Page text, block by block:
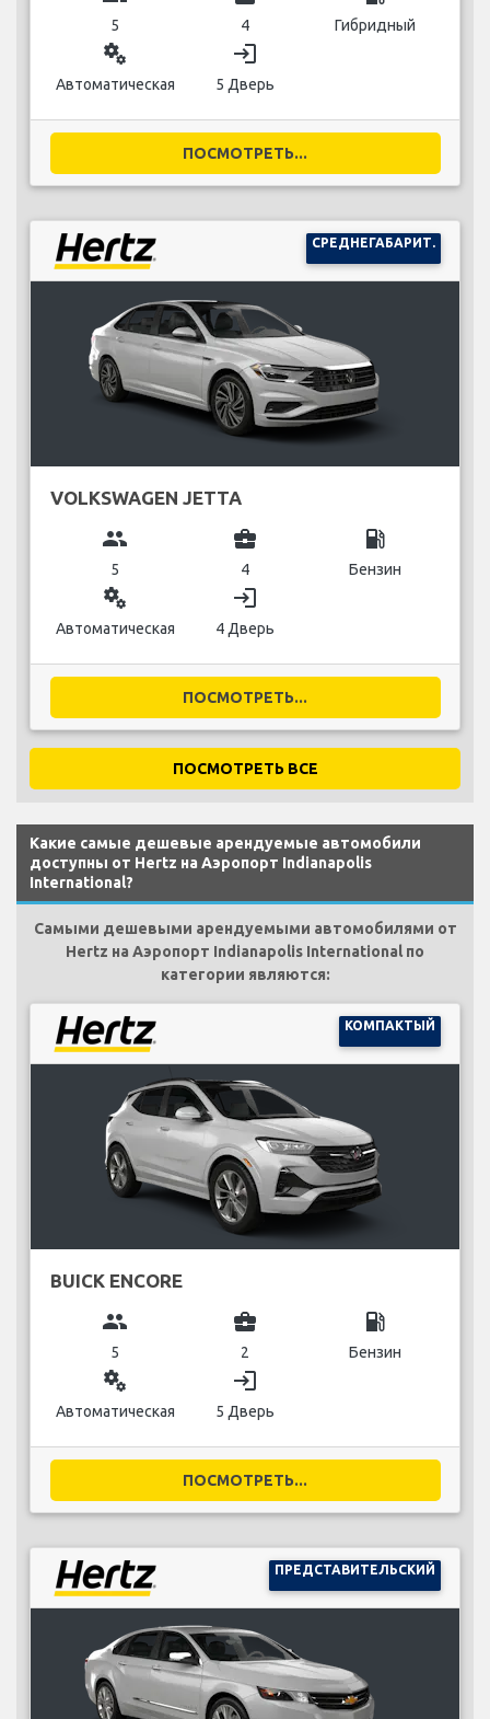
5 4 Гибридный
miscellaneous_services
Автоматическая
login
5 Дверь
ПОСМОТРЕТЬ...
СРЕДНЕГАБАРИТ.
VOLKSWAGEN JETTA
group
5
business_center
4
local_gas_station
Бензин
miscellaneous_services
Автоматическая
login
4 Дверь
ПОСМОТРЕТЬ...
ПОСМОТРЕТЬ ВСЕ
Какие самые дешевые арендуемые автомобили
доступны от Hertz на Аэропорт Indianapolis
International?
Самыми дешевыми арендуемыми автомобилями от
Hertz на Аэропорт Indianapolis International по
категории являются:
КОМПАКТЫЙ
BUICK ENCORE
group
5
business_center
2
local_gas_station
Бензин
miscellaneous_services
Автоматическая
login
5 Дверь
ПОСМОТРЕТЬ...
ПРЕДСТАВИТЕЛЬСКИЙ